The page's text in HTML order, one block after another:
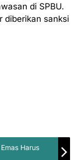
di SPBU.
diberikan sanksi
Harus